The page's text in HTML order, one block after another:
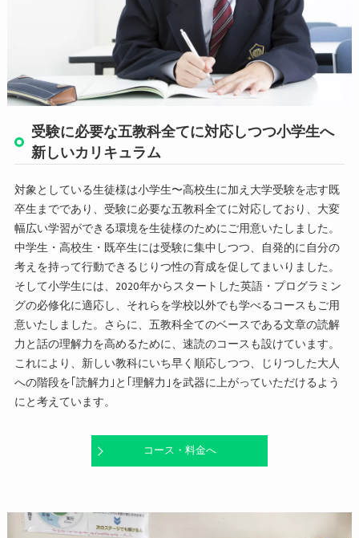
受験に必要な五教科全てに対応しつつ小学生へ
新しいカリキュラム
対象としている生徒様は小学生〜高校生に加え大学受験を志す既
卒生までであり、受験に必要な五教科全てに対応しており、大変
幅広い学習ができる環境を生徒様のためにご用意いたしました。
中学生・高校生・既卒生には受験に集中しつつ、自発的に自分の
考えを持って行動できるじりつ性の育成を促してまいりました。
そして小学生には、2020年からスタートした英語・プログラミン
グの必修化に適応し、それらを学校以外でも学べるコースもご用
意いたしました。さらに、五教科全てのベースである文章の読解
力と話の理解力を高めるために、速読のコースも設けています。
これにより、新しい教科にいち早く順応しつつ、じりつした大人
への階段を｢読解力｣と｢理解力｣を武器に上がっていただけるよう
にと考えています。
コース・料金へ